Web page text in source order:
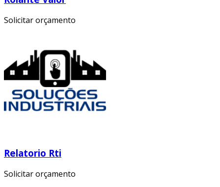
Solicitar orçamento
Relatorio Rti
Solicitar orçamento